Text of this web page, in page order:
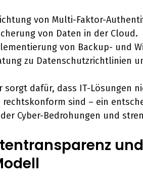
von Multi-Faktor-
von Daten in der Cloud.
von Backup- und
zu Datenschutzrichtlinien
sorgt dafür, dass IT-Lösungen
sind – ein
Cyber-Bedrohungen und